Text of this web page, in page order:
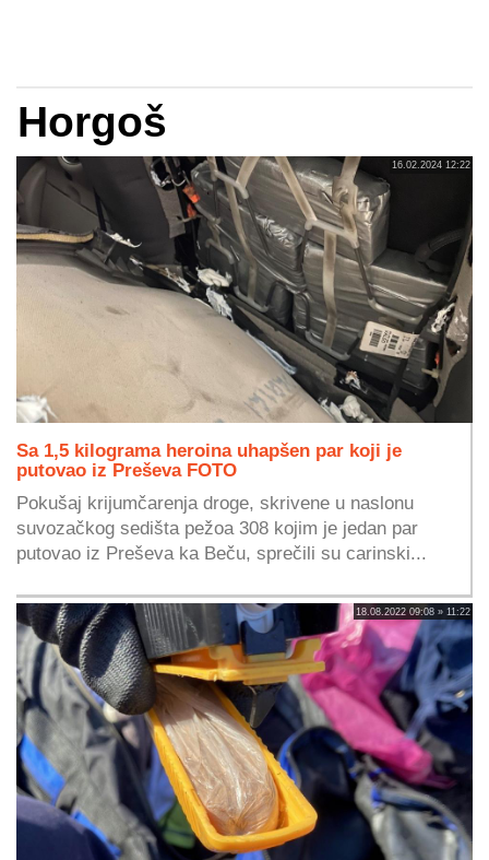
Horgoš
16.02.2024 12:22
Sa 1,5 kilograma heroina uhapšen par koji je
putovao iz Preševa FOTO
Pokušaj krijumčarenja droge, skrivene u naslonu
suvozačkog sedišta pežoa 308 kojim je jedan par
putovao iz Preševa ka Beču, sprečili su carinski...
18.08.2022 09:08 » 11:22